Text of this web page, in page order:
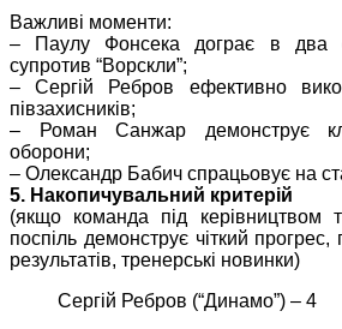
Важливі моменти:
– Паулу Фонсека дограє в два
супротив “Ворскли”;
– Сергій Ребров ефективно
півзахисників;
– Роман Санжар демонструє
оборони;
– Олександр Бабич спрацьовує на
5. Накопичувальний критерій
(якщо команда під керівництвом
поспіль демонструє чіткий
результатів, тренерські новинки)
Сергій Ребров (“Динамо”) – 4